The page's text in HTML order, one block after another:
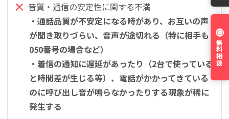
音質・通信の安定性に関する不満
・通話品質が不安定になる時があり、お互いの声
が聞き取りづらい、音声が途切れる（特に相手も
050番号の場合など）
・着信の通知に遅延があったり（2台で使っている
と時間差が生じる等）、電話がかかってきている
のに呼び出し音が鳴らなかったりする現象が稀に
発生する
無料相談